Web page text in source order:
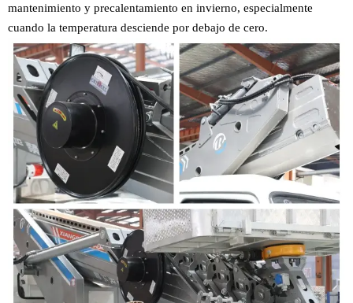
mantenimiento y precalentamiento en invierno, especialmente
cuando la temperatura desciende por debajo de cero.